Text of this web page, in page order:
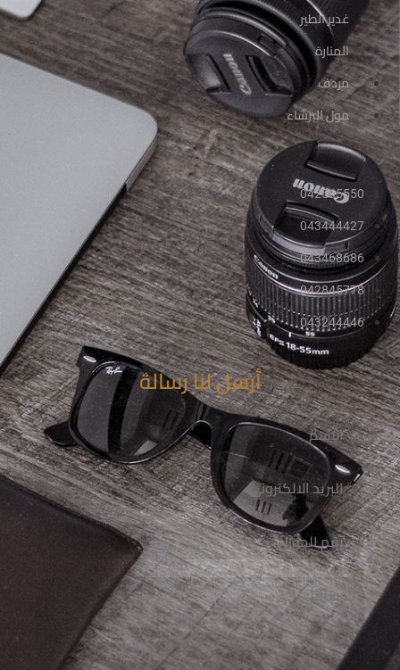
غدير الطير
المنارة
مردف
مول البرشاء
042565550
043444427
043468686
042845778
043244446
أرسل لنا رسالة